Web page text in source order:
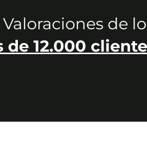
Valoraciones de
de 12.000